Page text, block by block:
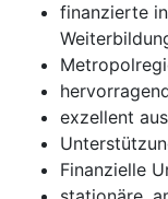
finanzierte
exzellent
Finanzielle